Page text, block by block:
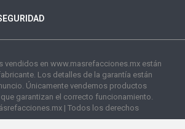
vendidos en www.masrefacciones.mx están
Los detalles de la garantía están
Únicamente vendemos productos
garantizan el correcto funcionamiento.
| Todos los derechos